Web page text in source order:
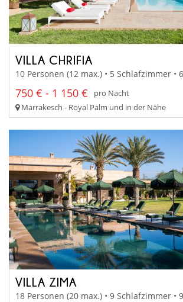
VILLA CHRIFIA
10 Personen (12 max.) • 5 Schlafzimmer •
750 € - 1 150 €
pro Nacht
Marrakesch - Royal Palm und in der Nähe
VILLA ZIMA
18 Personen (20 max.) • 9 Schlafzimmer •